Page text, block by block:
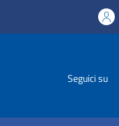
Seguici su